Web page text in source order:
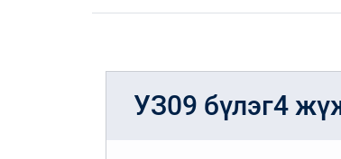
УЗ09 бүлэг4